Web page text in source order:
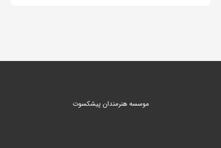
موسسه هنرمندان پیشکسوت